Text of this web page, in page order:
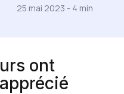
25 mai 2023 - 4 min
ont